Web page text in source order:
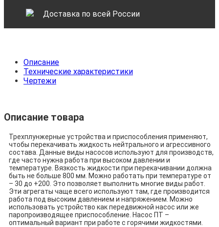
Доставка по всей России
Описание
Технические характеристики
Чертежи
Описание товара
Трехплунжерные устройства и приспособления применяют,
чтобы перекачивать жидкость нейтрального и агрессивного
состава. Данные виды насосов используют для производств,
где часто нужна работа при высоком давлении и
температуре. Вязкость жидкости при перекачивании должна
быть не больше 800 мм. Можно работать при температуре от
– 30 до +200. Это позволяет выполнить многие виды работ.
Эти агрегаты чаще всего используют там, где производится
работа под высоким давлением и напряжением. Можно
использовать устройство как передвижной насос или же
паропроизводящее приспособление. Насос ПТ –
оптимальный вариант при работе с горячими жидкостями.